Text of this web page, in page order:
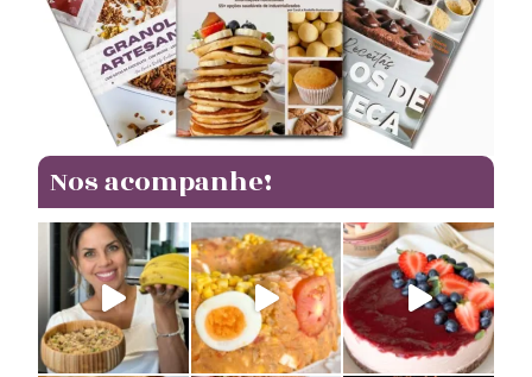
Nos acompanhe!